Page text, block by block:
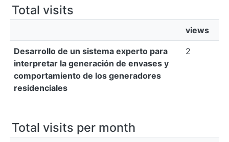
Total visits
views
Desarrollo de un sistema experto para
interpretar la generación de envases y
comportamiento de los generadores
residenciales
2
Total visits per month